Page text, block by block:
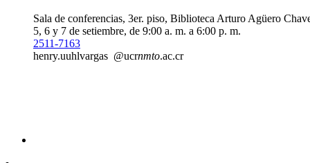
Sala de conferencias, 3er. piso, Biblioteca Arturo Agüero
5, 6 y 7 de setiembre, de 9:00 a. m. a 6:00 p. m.
2511-7163
henry.uuhlvargas @ucrnmto.ac.cr